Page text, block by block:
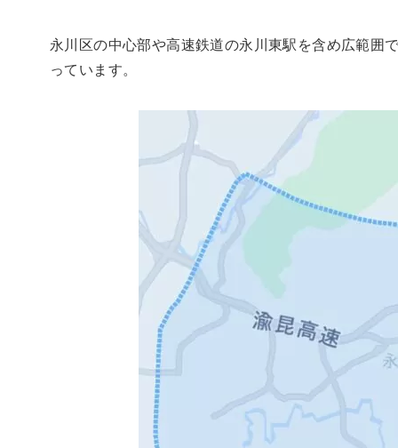
永川区の中心部や高速鉄道の永川東駅を含め広範囲
っています。